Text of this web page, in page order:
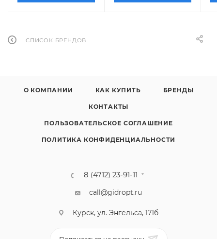
СПИСОК БРЕНДОВ
О КОМПАНИИ КАК КУПИТЬ БРЕНДЫ
КОНТАКТЫ
ПОЛЬЗОВАТЕЛЬСКОЕ СОГЛАШЕНИЕ
ПОЛИТИКА КОНФИДЕНЦИАЛЬНОСТИ
8 (4712) 23-91-11
call@gidropt.ru
Курск, ул. Энгельса, 171б